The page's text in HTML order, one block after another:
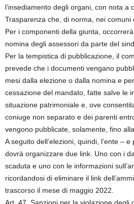
l’insediamento degli organi, con nota a
Trasparenza che, di norma, nei comuni
Per i componenti della giunta,
nomina degli assessori da parte del
Per la tempistica di pubblicazione, il
prevede che i documenti vengano
mesi dalla elezione o dalla nomina e
cessazione del mandato, fatte salve le
situazione patrimoniale e, ove
coniuge non separato e dei parenti
vengono pubblicate, solamente, fino
A seguito dell’elezioni, quindi, l’ente –
dovrà organizzare due link. Uno con i
scaduta e uno con le informazioni
ricordandosi di eliminare il link
trascorso il mese di maggio 2022.